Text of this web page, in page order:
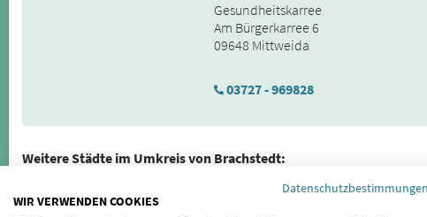
Gesundheitskarree
Am Bürgerkarree 6
09648 Mittweida
03727 - 969828
Weitere Städte im Umkreis von Brachstedt:
Oppin|Niemberg |Kütten Schwerz|Zörbig|Landsberg
Datenschutzbestimmungen
WIR VERWENDEN COOKIES